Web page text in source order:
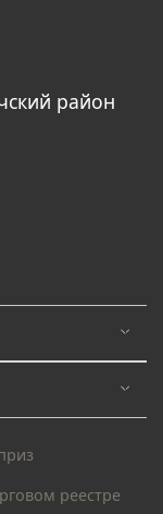
район
реестре